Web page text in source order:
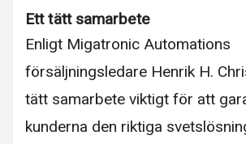
Ett tätt samarbete
Enligt Migatronic Automations
försäljningsledare Henrik H.
tätt samarbete viktigt för att
kunderna den riktiga